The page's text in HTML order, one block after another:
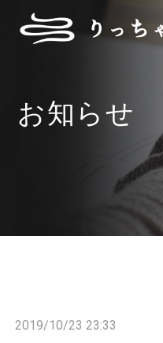
お知らせ
2019/10/23 23:33